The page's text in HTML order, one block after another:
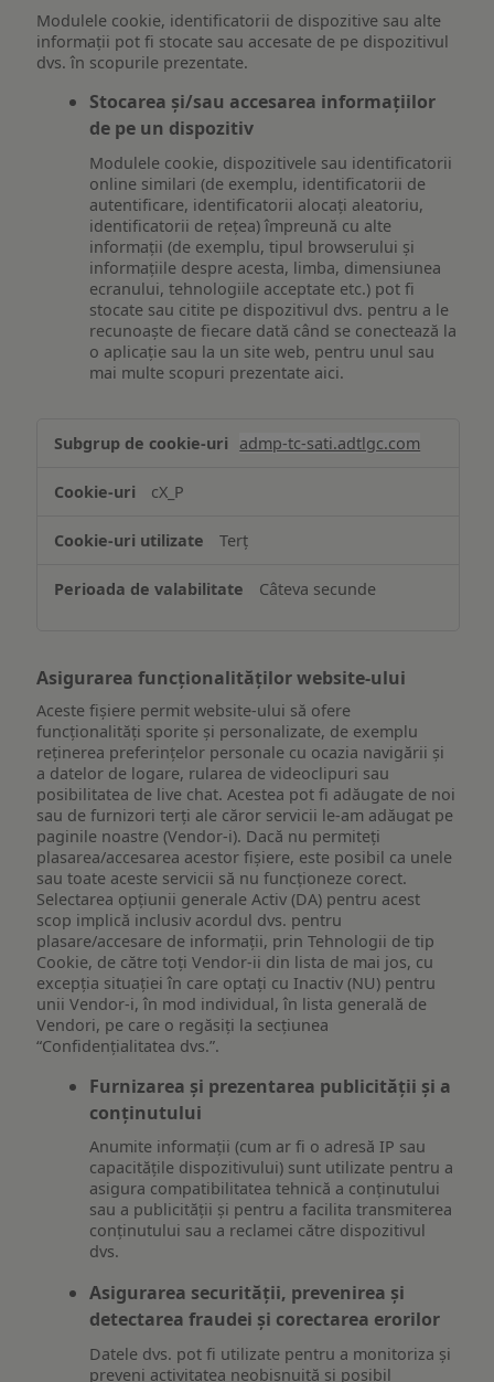
Modulele cookie, identificatorii de dispozitive sau alte
informații pot fi stocate sau accesate de pe dispozitivul
dvs. în scopurile prezentate.
Stocarea și/sau accesarea informațiilor
de pe un dispozitiv
Modulele cookie, dispozitivele sau identificatorii
online similari (de exemplu, identificatorii de
autentificare, identificatorii alocați aleatoriu,
identificatorii de rețea) împreună cu alte
informații (de exemplu, tipul browserului și
informațiile despre acesta, limba, dimensiunea
ecranului, tehnologiile acceptate etc.) pot fi
stocate sau citite pe dispozitivul dvs. pentru a le
recunoaște de fiecare dată când se conectează la
o aplicație sau la un site web, pentru unul sau
mai multe scopuri prezentate aici.
și/sau
informațiilor
pe
dispozitiv
admp-tc-sati.adtlgc.com
cX_P
Terț
Câteva secunde
Asigurarea funcționalităților website-ului
Aceste fișiere permit website-ului să ofere
funcționalități sporite și personalizate, de exemplu
reţinerea preferinţelor personale cu ocazia navigării și
a datelor de logare, rularea de videoclipuri sau
posibilitatea de live chat. Acestea pot fi adăugate de noi
sau de furnizori terți ale căror servicii le-am adăugat pe
paginile noastre (Vendor-i). Dacă nu permiteți
plasarea/accesarea acestor fișiere, este posibil ca unele
sau toate aceste servicii să nu funcționeze corect.
Selectarea opțiunii generale Activ (DA) pentru acest
scop implică inclusiv acordul dvs. pentru
plasare/accesare de informații, prin Tehnologii de tip
Cookie, de către toți Vendor-ii din lista de mai jos, cu
excepția situației în care optați cu Inactiv (NU) pentru
unii Vendor-i, în mod individual, în lista generală de
Vendori, pe care o regăsiți la secțiunea
“Confidențialitatea dvs.”.
Furnizarea și prezentarea publicității și a
conținutului
Anumite informații (cum ar fi o adresă IP sau
capacitățile dispozitivului) sunt utilizate pentru a
asigura compatibilitatea tehnică a conținutului
sau a publicității și pentru a facilita transmiterea
conținutului sau a reclamei către dispozitivul
dvs.
Asigurarea securității, prevenirea și
detectarea fraudei și corectarea erorilor
Datele dvs. pot fi utilizate pentru a monitoriza și
preveni activitatea neobișnuită și posibil